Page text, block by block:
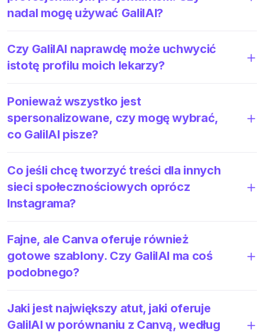
nadal mogę używać GalilAI?
Czy GalilAI naprawdę może uchwycić
istotę profilu moich lekarzy?
Ponieważ wszystko jest
spersonalizowane, czy mogę wybrać,
co GalilAI pisze?
Co jeśli chcę tworzyć treści dla innych
sieci społecznościowych oprócz
Instagrama?
Fajne, ale Canva oferuje również
gotowe szablony. Czy GalilAI ma coś
podobnego?
Jaki jest największy atut, jaki oferuje
GalilAI w porównaniu z Canvą, według